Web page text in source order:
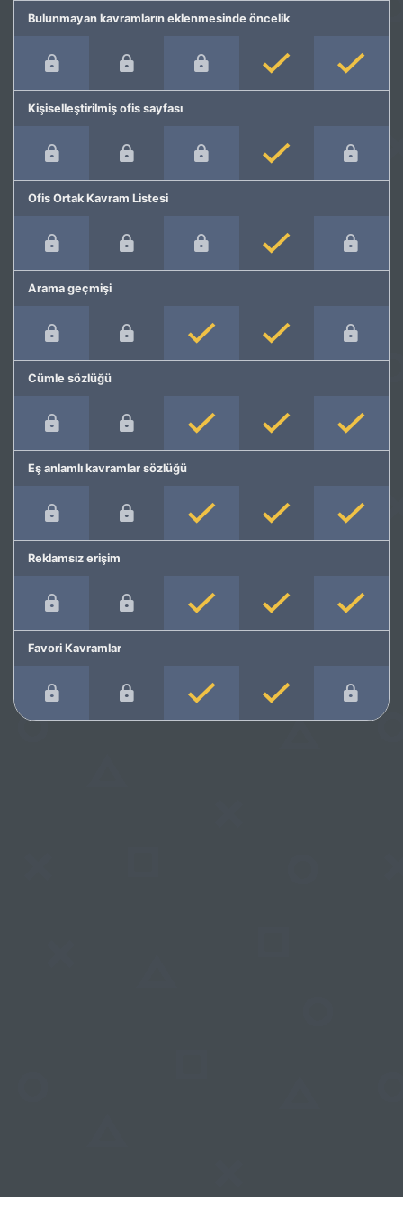
Bulunmayan kavramların eklenmesinde öncelik
Kişiselleştirilmiş ofis sayfası
Ofis Ortak Kavram Listesi
Arama geçmişi
Cümle sözlüğü
Eş anlamlı kavramlar sözlüğü
Reklamsız erişim
Favori Kavramlar